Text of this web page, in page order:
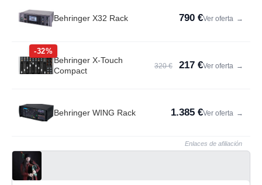
Behringer X32 Rack 790 €Ver oferta →
-32%
Behringer X-Touch
Compact
320 € 217 €Ver oferta →
Behringer WING Rack 1.385 €Ver oferta →
Enlaces de afiliación